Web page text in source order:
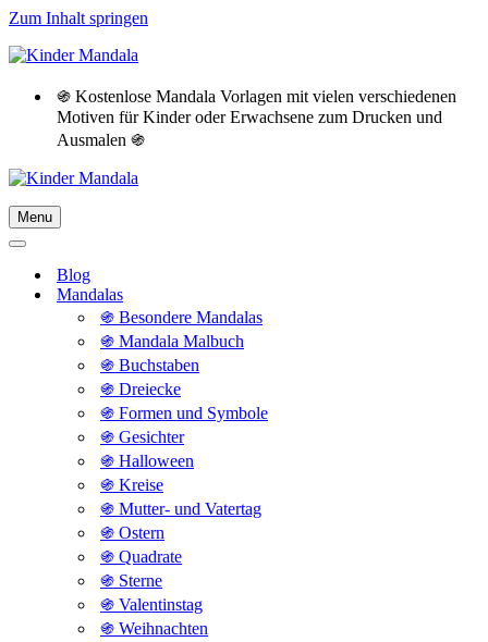
Zum Inhalt springen
֍ Kostenlose Mandala Vorlagen mit vielen verschiedenen
Motiven für Kinder oder Erwachsene zum Drucken und
Ausmalen ֍
Menu
Navigationsmenü
Navigationsmenü
Blog
Mandalas
֍ Besondere Mandalas
֍ Mandala Malbuch
֍ Buchstaben
֍ Dreiecke
֍ Formen und Symbole
֍ Gesichter
֍ Halloween
֍ Kreise
֍ Mutter- und Vatertag
֍ Ostern
֍ Quadrate
֍ Sterne
֍ Valentinstag
֍ Weihnachten